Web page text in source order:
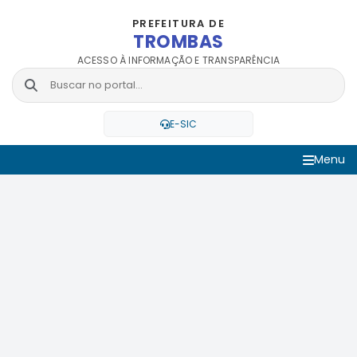
PREFEITURA DE
TROMBAS
ACESSO À INFORMAÇÃO E TRANSPARÊNCIA
E-SIC
Menu